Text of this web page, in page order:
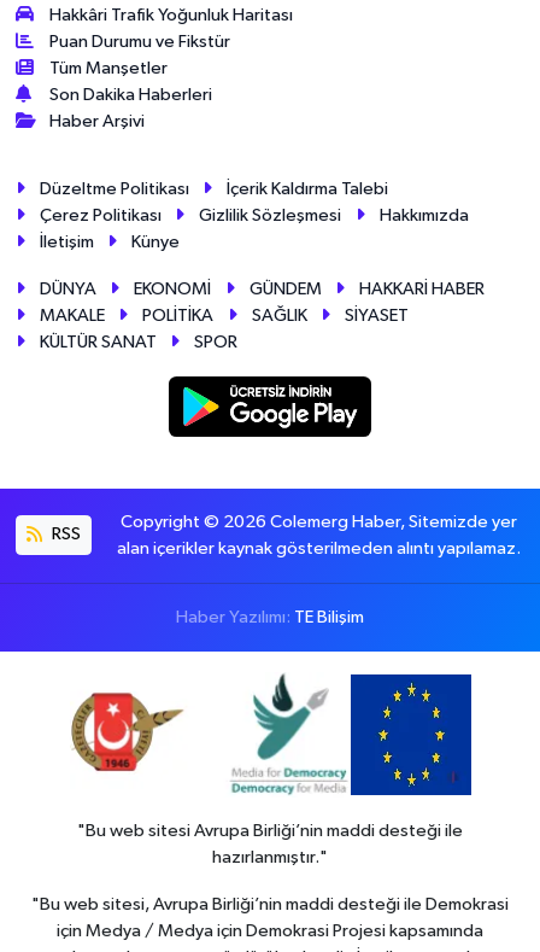
Hakkâri Trafik Yoğunluk Haritası
Puan Durumu ve Fikstür
Tüm Manşetler
Son Dakika Haberleri
Haber Arşivi
Düzeltme Politikası
İçerik Kaldırma Talebi
Çerez Politikası
Gizlilik Sözleşmesi
Hakkımızda
İletişim
Künye
DÜNYA EKONOMİ GÜNDEM
HAKKARİ HABER
MAKALE
POLİTİKA SAĞLIK
SİYASET
KÜLTÜR SANAT
SPOR
RSS
Copyright © 2026 Colemerg Haber, Sitemizde yer
alan içerikler kaynak gösterilmeden alıntı yapılamaz.
Haber Yazılımı: TE Bilişim
"Bu web sitesi Avrupa Birliği’nin maddi desteği ile
hazırlanmıştır."
"Bu web sitesi, Avrupa Birliği’nin maddi desteği ile Demokrasi
için Medya / Medya için Demokrasi Projesi kapsamında